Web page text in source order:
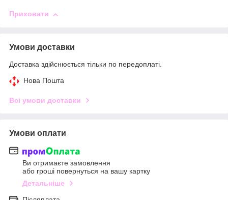
Приховати
Умови доставки
Доставка здійснюється тільки по передоплаті.
Нова Пошта
Всі умови доставки
Умови оплати
Ви отримаєте замовлення
або гроші повернуться на вашу картку
Детальніше